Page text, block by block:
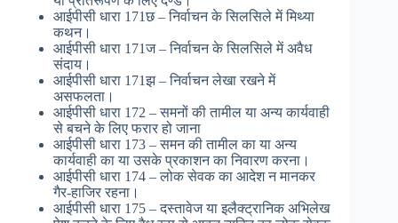
आईपीसी धारा 171छ – निर्वाचन के सिलसिले में मिथ्या
कथन।
आईपीसी धारा 171ज – निर्वाचन के सिलसिले में अवैध
संदाय।
आईपीसी धारा 171झ – निर्वाचन लेखा रखने में
असफलता।
आईपीसी धारा 172 – समनों की तामील या अन्य कार्यवाही
से बचने के लिए फरार हो जाना
आईपीसी धारा 173 – समन की तामील का या अन्य
कार्यवाही का या उसके प्रकाशन का निवारण करना।
आईपीसी धारा 174 – लोक सेवक का आदेश न मानकर
गैर-हाजिर रहना।
आईपीसी धारा 175 – दस्तावेज या इलैक्ट्रानिक अभिलेख